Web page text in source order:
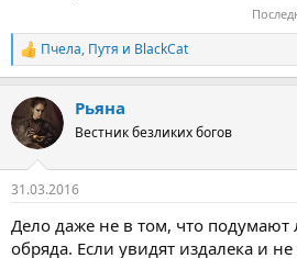
Р
е
к
ц
и
Пчела, Путя и BlackCat
Рьяна
Вестник безликих богов
31.03.2016
Дело даже не в том, что подумают
обряда. Если увидят издалека и